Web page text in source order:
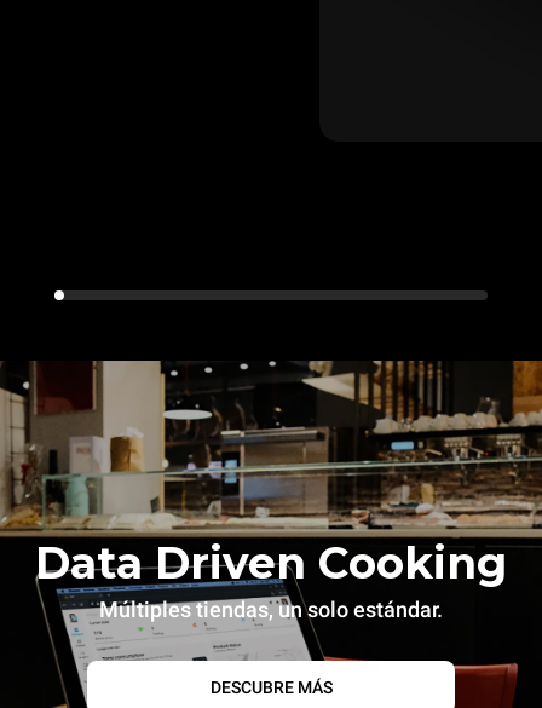
Data Driven Cooking
Múltiples tiendas, un solo estándar.
DESCUBRE MÁS